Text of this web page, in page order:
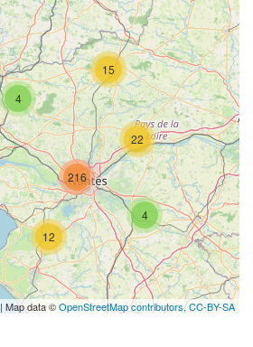
4
4
15
22
12
216
| Map data ©OpenStreetMap contributors,CC-BY-SA